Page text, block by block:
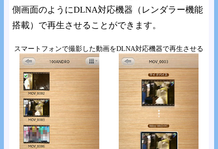
側画面のようにDLNA対応機器（レンダラー機能
搭載）で再生させることができます。
スマートフォンで撮影した動画をDLNA対応機器で再生させる